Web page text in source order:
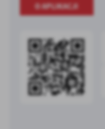
O APLIKACJI